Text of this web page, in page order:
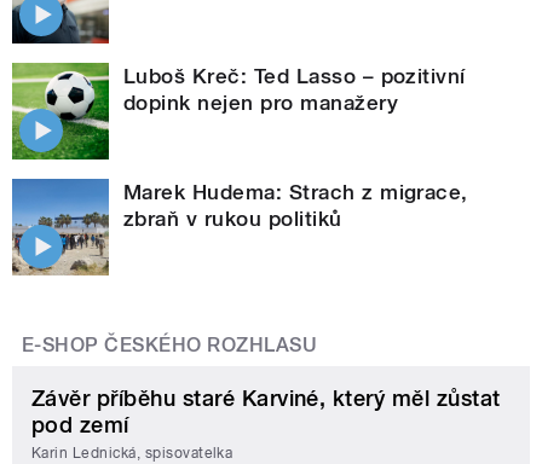
Luboš Kreč: Ted Lasso – pozitivní
dopink nejen pro manažery
Marek Hudema: Strach z migrace,
zbraň v rukou politiků
E-SHOP ČESKÉHO ROZHLASU
Závěr příběhu staré Karviné, který měl zůstat
pod zemí
Karin Lednická, spisovatelka